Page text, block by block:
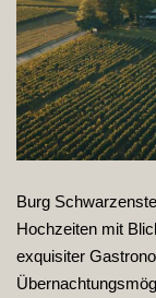
Burg
Hochzeiten mit
exquisiter